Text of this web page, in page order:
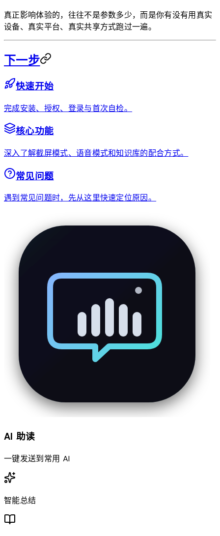
真正影响体验的，往往不是参数多少，而是你有没有用真实
设备、真实平台、真实共享方式跑过一遍。
下一步
快速开始
完成安装、授权、登录与首次自检。
核心功能
深入了解截屏模式、语音模式和知识库的配合方式。
常见问题
遇到常见问题时，先从这里快速定位原因。
AI 助读
一键发送到常用 AI
智能总结